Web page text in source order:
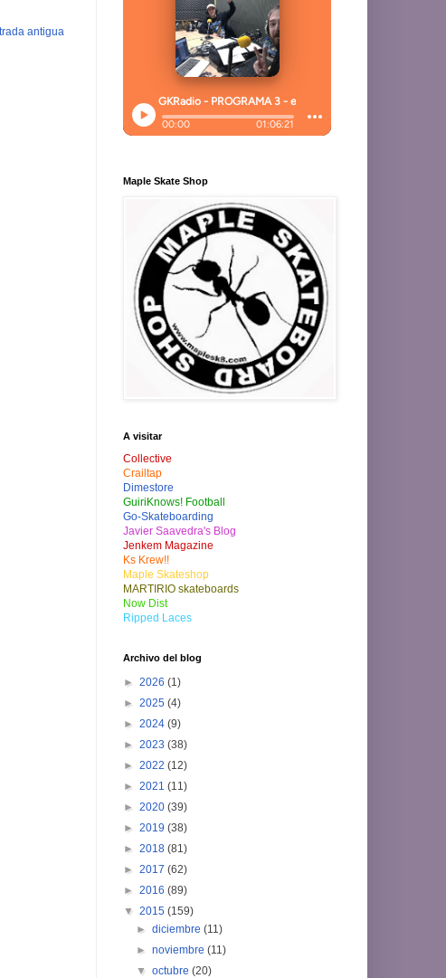
antigua
Maple Skate Shop
A visitar
Collective
Crailtap
Dimestore
GuiriKnows! Football
Go-Skateboarding
Javier Saavedra's Blog
Jenkem Magazine
Ks Krew!!
Maple Skateshop
MARTIRIO skateboards
Now Dist
Ripped Laces
Archivo del blog
► 2026 (1)
► 2025 (4)
► 2024 (9)
► 2023 (38)
► 2022 (12)
► 2021 (11)
► 2020 (39)
► 2019 (38)
► 2018 (81)
► 2017 (62)
► 2016 (89)
▼ 2015 (159)
►diciembre(11)
►noviembre(11)
▼octubre(20)